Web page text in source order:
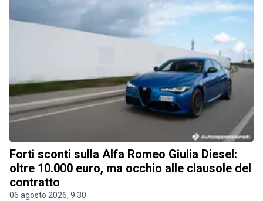
Forti sconti sulla Alfa Romeo Giulia Diesel:
oltre 10.000 euro, ma occhio alle clausole del
contratto
06 agosto 2026, 9.30